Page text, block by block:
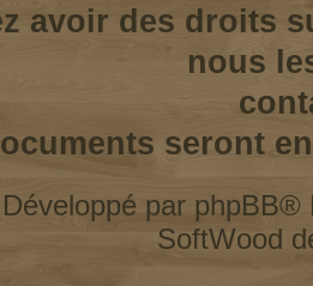
avoir des droits
nous
seront
Développé par phpBB®
SoftWood